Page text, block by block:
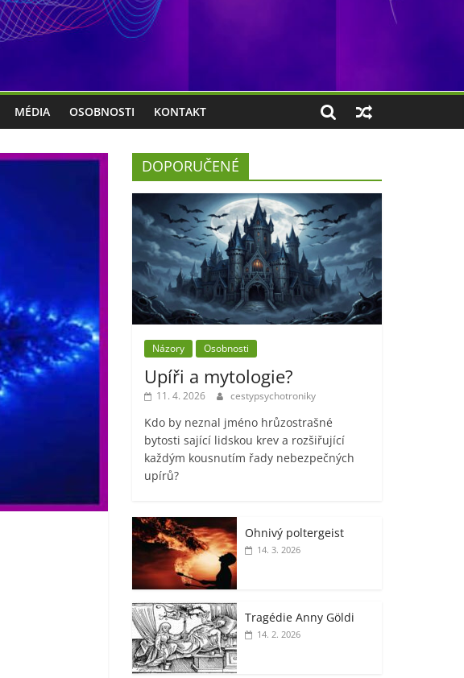
MÉDIA OSOBNOSTI KONTAKT
DOPORUČENÉ
Názory Osobnosti
Upíři a mytologie?
11. 4. 2026 cestypsychotroniky
Kdo by neznal jméno hrůzostrašné
bytosti sající lidskou krev a rozšiřující
každým kousnutím řady nebezpečných
upírů?
Ohnivý poltergeist
14. 3. 2026
Tragédie Anny Göldi
14. 2. 2026